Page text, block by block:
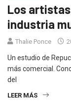
Los
industria
Thalie Ponce
Un estudio de
más comercial.
del
LEER MÁS